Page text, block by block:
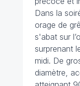
Dans la
orage de
s'abat sur
surprenant
midi. De
diamètre,